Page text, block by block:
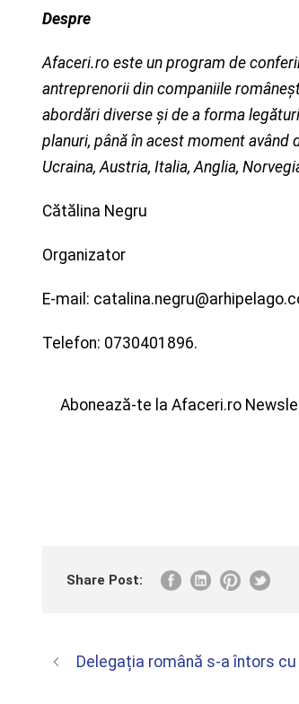
Despre
Afaceri.ro este un program de
antreprenorii din companiile
abordări diverse și de a forma
planuri, până în acest moment având
Ucraina, Austria, Italia, Anglia,
Cătălina Negru
Organizator
E-mail:
Telefon: 0730401896.
Abonează-te la Afaceri.ro
Share Post:
Delegația română s-a întors